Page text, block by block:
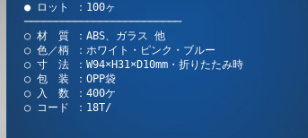
● ロット ：100ヶ
─────────────────────────
○ 材 質 ：ABS、ガラス 他
○ 色／柄 ：ホワイト・ピンク・ブルー
○ 寸 法 ：W94×H31×D10mm・折りたたみ時
○ 包 装 ：OPP袋
○ 入 数 ：400ケ
○ コード ：18T/